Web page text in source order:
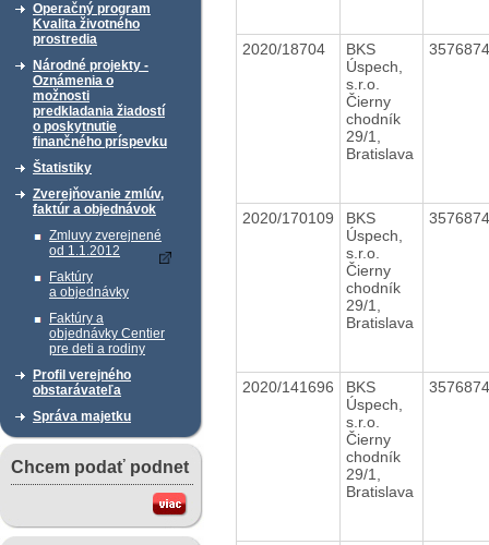
Operačný program
Kvalita životného
prostredia
Národné projekty -
Oznámenia o
možnosti
predkladania žiadostí
o poskytnutie
finančného príspevku
Štatistiky
Zverejňovanie zmlúv,
faktúr a objednávok
Zmluvy zverejnené
od 1.1.2012
Faktúry
a objednávky
Faktúry a
objednávky Centier
pre deti a rodiny
Profil verejného
obstarávateľa
Správa majetku
Chcem podať podnet
2020/18704
BKS
Úspech,
s.r.o.
Čierny
chodník
29/1,
Bratislava
2020/170109
BKS
Úspech,
s.r.o.
Čierny
chodník
29/1,
Bratislava
2020/141696
BKS
Úspech,
s.r.o.
Čierny
chodník
29/1,
Bratislava